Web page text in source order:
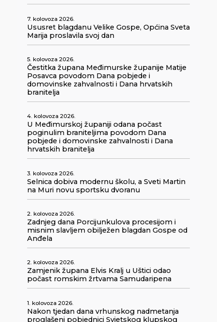
7. kolovoza 2026.
Ususret blagdanu Velike Gospe, Općina Sveta
Marija proslavila svoj dan
5. kolovoza 2026.
Čestitka župana Međimurske županije Matije
Posavca povodom Dana pobjede i
domovinske zahvalnosti i Dana hrvatskih
branitelja
4. kolovoza 2026.
U Međimurskoj županiji odana počast
poginulim braniteljima povodom Dana
pobjede i domovinske zahvalnosti i Dana
hrvatskih branitelja
3. kolovoza 2026.
Selnica dobiva modernu školu, a Sveti Martin
na Muri novu sportsku dvoranu
2. kolovoza 2026.
Zadnjeg dana Porcijunkulova procesijom i
misnim slavljem obilježen blagdan Gospe od
Anđela
2. kolovoza 2026.
Zamjenik župana Elvis Kralj u Uštici odao
počast romskim žrtvama Samudaripena
1. kolovoza 2026.
Nakon tjedan dana vrhunskog nadmetanja
proglašeni pobjednici Svjetskog klupskog